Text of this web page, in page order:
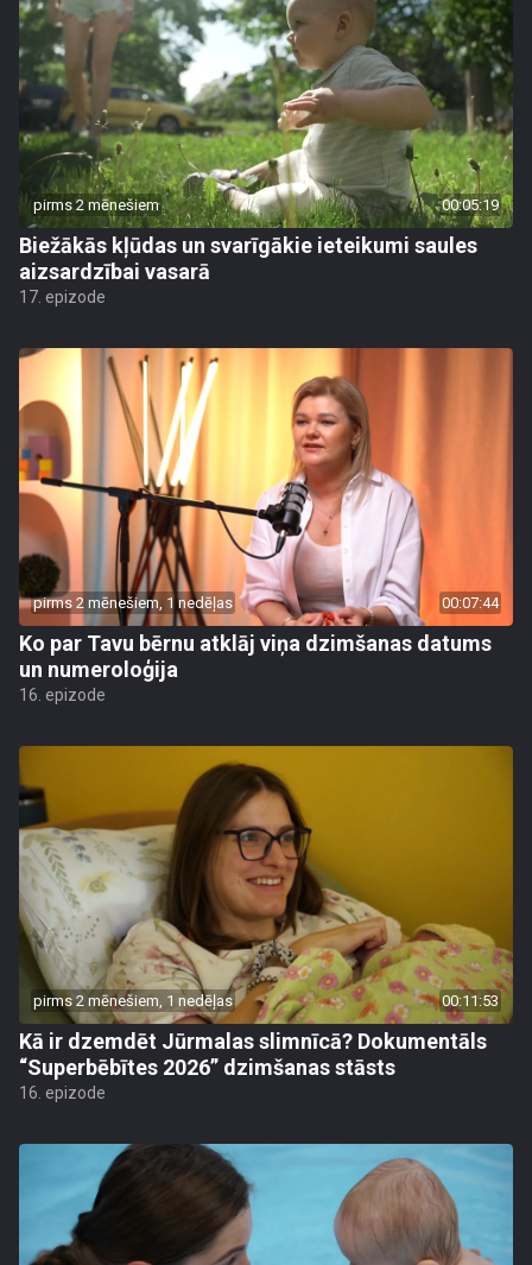
pirms 2 mēnešiem 00:05:19
Biežākās kļūdas un svarīgākie ieteikumi saules
aizsardzībai vasarā
17. epizode
pirms 2 mēnešiem, 1 nedēļas 00:07:44
Ko par Tavu bērnu atklāj viņa dzimšanas datums
un numeroloģija
16. epizode
pirms 2 mēnešiem, 1 nedēļas 00:11:53
Kā ir dzemdēt Jūrmalas slimnīcā? Dokumentāls
“Superbēbītes 2026” dzimšanas stāsts
16. epizode